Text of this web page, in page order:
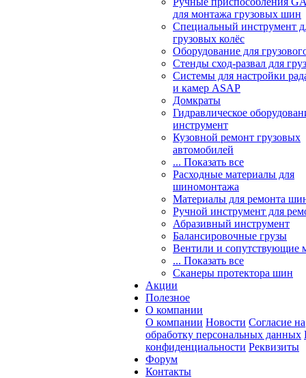
для монтажа грузовых шин
Специальный инструмент
грузовых колёс
Оборудование для
Стенды сход-развал для
Системы для настройки
и камер ASAP
Домкраты
Гидравлическое
инструмент
Кузовной ремонт грузовых
автомобилей
... Показать все
Расходные материалы для
шиномонтажа
Материалы для ремонта
Ручной инструмент для
Абразивный инструмент
Балансировочные грузы
Вентили и сопутствующие
... Показать все
Сканеры протектора шин
Акции
Полезное
О компании
О компании Новости Согласие на
обработку персональных данных
конфиденциальности Реквизиты
Форум
Контакты